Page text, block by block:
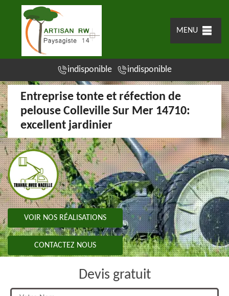
MENU
indisponible indisponible
Entreprise tonte et réfection de
pelouse Colleville Sur Mer 14710:
excellent jardinier
VOIR NOS RÉALISATIONS
CONTACTEZ NOUS
Devis gratuit